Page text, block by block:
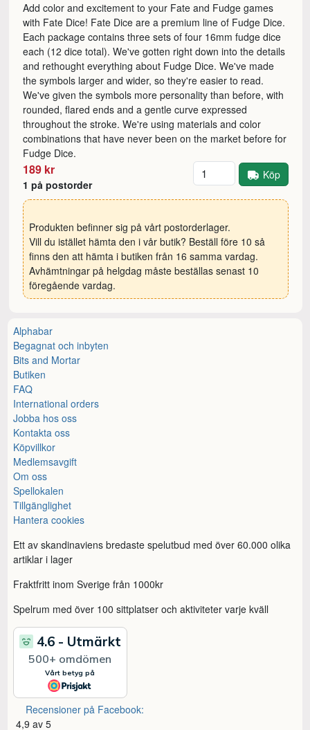
Add color and excitement to your Fate and Fudge games
with Fate Dice! Fate Dice are a premium line of Fudge Dice.
Each package contains three sets of four 16mm fudge dice
each (12 dice total). We've gotten right down into the details
and rethought everything about Fudge Dice. We've made
the symbols larger and wider, so they're easier to read.
We've given the symbols more personality than before, with
rounded, flared ends and a gentle curve expressed
throughout the stroke. We're using materials and color
combinations that have never been on the market before for
Fudge Dice.
189 kr
1 på postorder
Antal Köp
Produkten befinner sig på vårt postorderlager.
Vill du istället hämta den i vår butik? Beställ före 10 så
finns den att hämta i butiken från 16 samma vardag.
Avhämtningar på helgdag måste beställas senast 10
föregående vardag.
Alphabar
Begagnat och inbyten
Bits and Mortar
Butiken
FAQ
International orders
Jobba hos oss
Kontakta oss
Köpvillkor
Medlemsavgift
Om oss
Spellokalen
Tillgänglighet
Hantera cookies
Ett av skandinaviens bredaste spelutbud med över 60.000 olika
artiklar i lager
Fraktfritt inom Sverige från 1000kr
Spelrum med över 100 sittplatser och aktiviteter varje kväll
Recensioner på Facebook:
4,9 av 5